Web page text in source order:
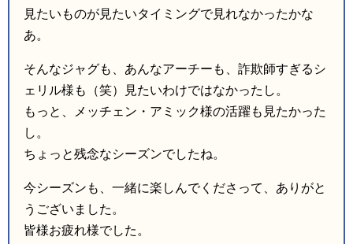
見たいものが見たいタイミングで見れなかったかな
あ。
そんなジャグも、あんなアーチーも、詐欺師すぎるシ
ェリル様も（笑）見たいわけではなかったし。
もっと、メッチェン・アミック様の活躍も見たかった
し。
ちょっと残念なシーズンでしたね。
今シーズンも、一緒に楽しんでくださって、ありがと
うございました。
皆様お疲れ様でした。